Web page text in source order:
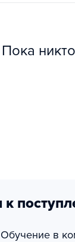
Пока
к
Обучение в